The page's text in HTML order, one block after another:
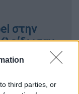
third parties, or
στην
και